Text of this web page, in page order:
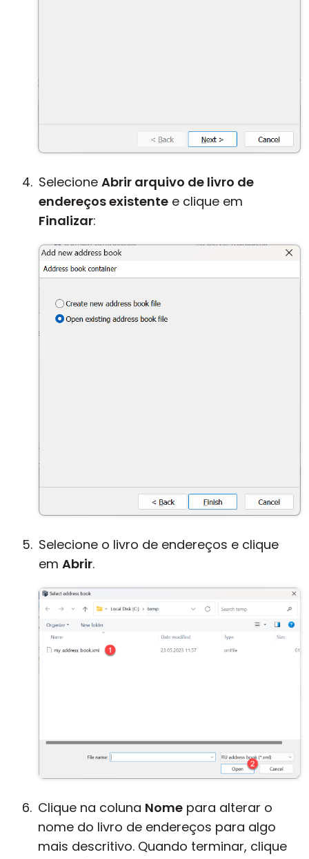
Selecione Abrir arquivo de livro de
endereços existente e clique em
Finalizar:
Selecione o livro de endereços e clique
em Abrir.
Clique na coluna Nome para alterar o
nome do livro de endereços para algo
mais descritivo. Quando terminar, clique